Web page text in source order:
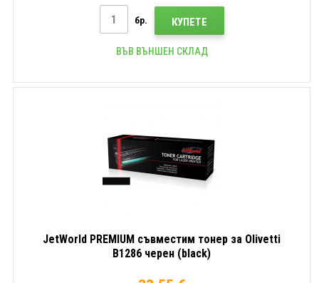
бр. КУПЕТЕ
ВЪВ ВЪНШЕН СКЛАД
JetWorld PREMIUM съвместим тонер за Olivetti
B1286 черен (black)